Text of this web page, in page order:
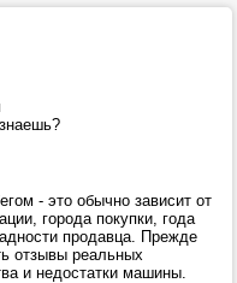
- это обычно зависит от
города покупки, года
продавца. Прежде
отзывы реальных
и недостатки машины.